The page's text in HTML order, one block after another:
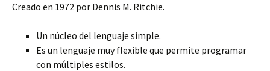
Creado en 1972 por Dennis M. Ritchie.
Un núcleo del lenguaje simple.
Es un lenguaje muy flexible que permite programar
con múltiples estilos.